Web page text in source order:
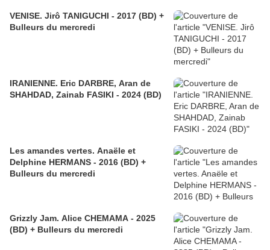
VENISE. Jirô TANIGUCHI - 2017 (BD) +
Bulleurs du mercredi
IRANIENNE. Eric DARBRE, Aran de
SHAHDAD, Zainab FASIKI - 2024 (BD)
Les amandes vertes. Anaële et
Delphine HERMANS - 2016 (BD) +
Bulleurs du mercredi
Grizzly Jam. Alice CHEMAMA - 2025
(BD) + Bulleurs du mercredi